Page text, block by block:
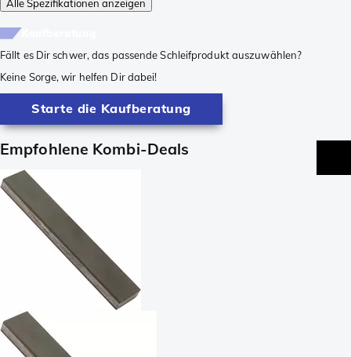
Alle Spezifikationen anzeigen
Fällt es Dir schwer, das passende Schleifprodukt auszuwählen?
Keine Sorge, wir helfen Dir dabei!
Starte die Kaufberatung
Empfohlene Kombi-Deals